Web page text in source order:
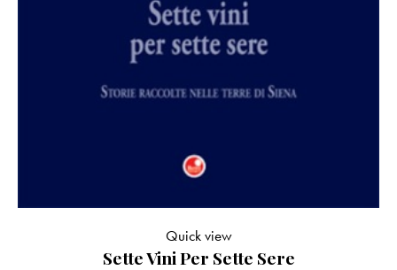
Sette Vini Per Sette Sere
Quick view